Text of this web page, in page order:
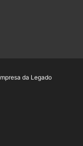
da Legado